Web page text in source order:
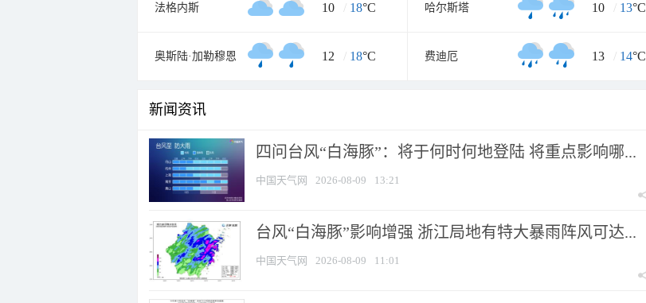
法格内斯 10 / 18°C 哈尔斯塔 10 / 13°C
奥斯陆·加勒穆恩 12 / 18°C 费迪厄 13 / 14°C
新闻资讯
四问台风“白海豚”：将于何时何地登陆 将重点影响哪...
中国天气网 2026-08-09 13:21
台风“白海豚”影响增强 浙江局地有特大暴雨阵风可达...
中国天气网 2026-08-09 11:01